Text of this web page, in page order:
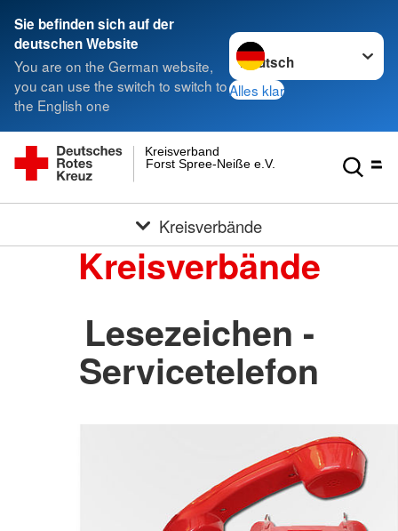
Sie befinden sich auf der
deutschen Website
You are on the German website,
you can use the switch to switch to
the English one
Sprache wechseln zu
Alles klar
Forst Spree-Neiße e.V.
Kreisverband
Kreisverbände
Kreisverbände
Lesezeichen -
Servicetelefon